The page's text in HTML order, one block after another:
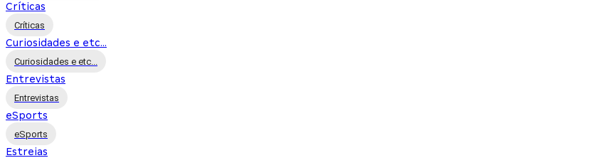
Críticas
Críticas
Curiosidades e etc...
Curiosidades e etc...
Entrevistas
Entrevistas
eSports
eSports
Estreias